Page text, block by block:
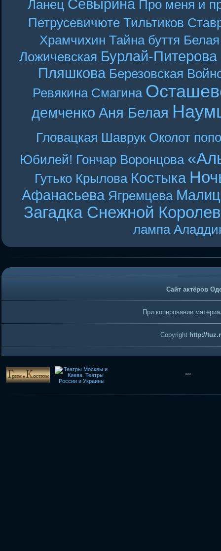
Ланец Севырина Про меня и
Петрусевичюте Тильтиков
Храмчихин Тайна буття
Ложичевская Бурлай-Питерова
Пляшкова Березовская
Ревякина Смагина
демченко Аня Белая
Гловацкая Шаврук Околот
Юбилей! Гончар Воронцова
Гутько Крылова Костыка
Афанасьева Ягремцева
Загадка Снежной
лампа
Сайт актёров
При копировании
Copyright http://
***